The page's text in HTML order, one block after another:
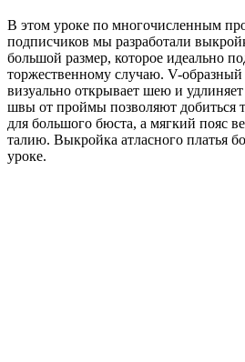
В этом уроке по многочисленным
подписчиков мы разработали
большой размер, которое идеально
торжественному случаю. V-
визуально открывает шею и
швы от проймы позволяют добиться
для большого бюста, а мягкий пояс
талию. Выкройка атласного платья
уроке.